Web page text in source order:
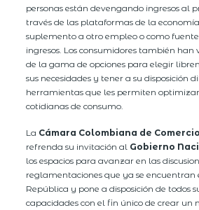
personas están devengando ingresos al
través de las plataformas de la
suplemento a otro empleo o como
ingresos. Los consumidores también
de la gama de opciones para elegir
sus necesidades y tener a su disposición
herramientas que les permiten optimizar
cotidianas de consumo.
La Cámara Colombiana de
refrenda su invitación al Gobierno
los espacios para avanzar en las
reglamentaciones que ya se encuentran
República y pone a disposición de todos
capacidades con el fin único de crear un